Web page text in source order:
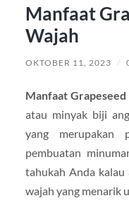
Manfaat
Wajah
OKTOBER 11, 2023 /
Manfaat
atau minyak biji
yang merupakan
pembuatan
tahukah Anda kalau
wajah yang menarik